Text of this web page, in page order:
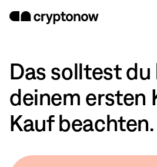
Das solltest du
deinem ersten
Kauf beachten.